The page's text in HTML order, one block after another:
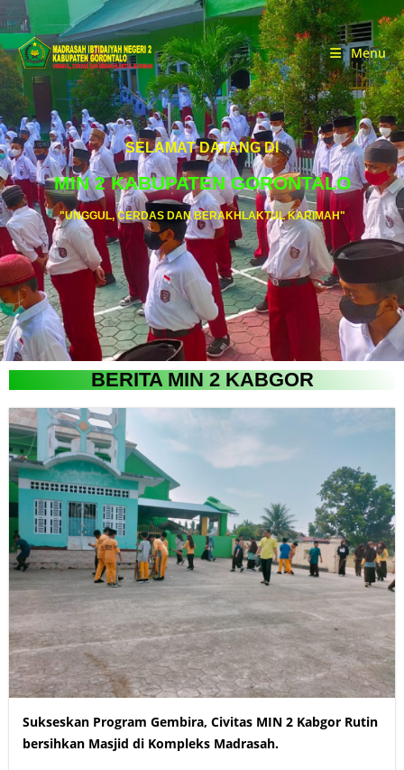
Menu
SELAMAT DATANG DI
MIN 2 KABUPATEN GORONTALO
"UNGGUL, CERDAS DAN BERAKHLAKTUL KARIMAH"
BERITA MIN 2 KABGOR
Sukseskan Program Gembira, Civitas MIN 2 Kabgor Rutin
bersihkan Masjid di Kompleks Madrasah.